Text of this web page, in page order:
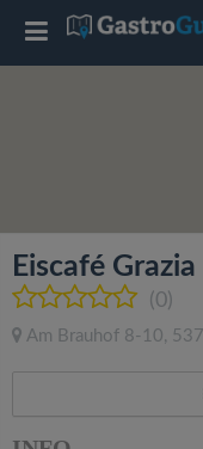
Eiscafé Grazia
(0)
Am Brauhof 8-10,
T
l
e